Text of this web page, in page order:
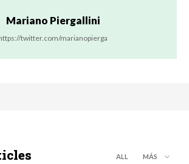
Mariano Piergallini
twitter.com/marianopierga
ALL MÁS